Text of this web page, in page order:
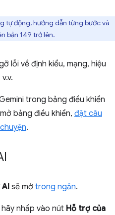
tự động, hướng dẫn từng bước và
bản 149 trở lên.
lỗi về định kiểu, mạng, hiệu
trong bảng điều khiển
bảng điều khiển, đặt câu
.
AIsẽ mở trong ngăn.
nhấp vào nút Hỗ trợ của